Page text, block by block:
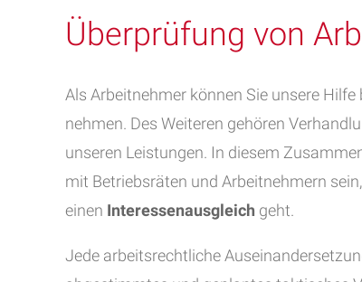
Überprüfung von
Als Arbeitnehmer können Sie unsere
nehmen. Des Weiteren gehören
unseren Leistungen. In diesem
mit Betriebsräten und Arbeitnehmern
einen Interessenausgleich geht.
Jede arbeitsrechtliche